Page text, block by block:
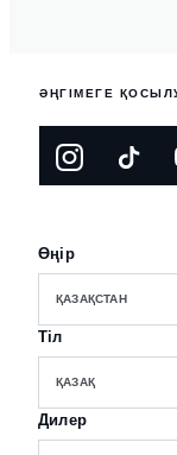
ӘҢГІМЕГЕ
Өңір
ҚАЗАҚСТАН
Тіл
ҚАЗАҚ
Дилер